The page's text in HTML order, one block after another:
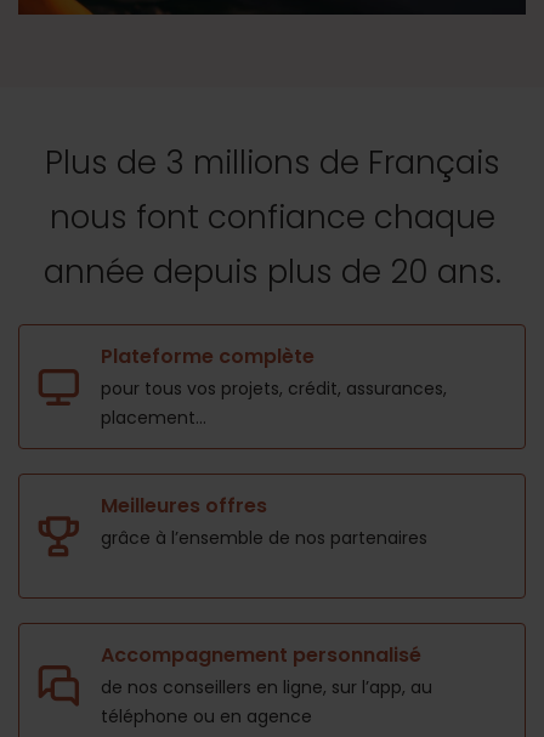
Plus de 3 millions de Français
nous font confiance chaque
année depuis plus de 20 ans.
Plateforme complète
pour tous vos projets, crédit, assurances,
placement...
Meilleures offres
grâce à l’ensemble de nos partenaires
Accompagnement personnalisé
de nos conseillers en ligne, sur l’app, au
téléphone ou en agence